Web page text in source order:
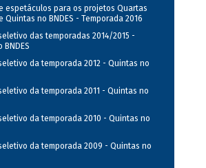
espetáculos para os projetos Quartas
Quintas no BNDES - Temporada 2016
das temporadas 2014/2015 -
da temporada 2012 - Quintas no
da temporada 2011 - Quintas no
da temporada 2010 - Quintas no
da temporada 2009 - Quintas no